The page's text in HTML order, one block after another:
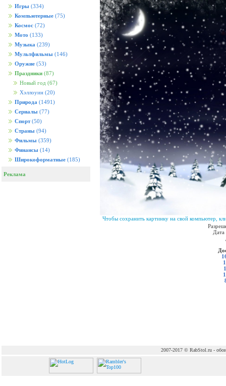
Игры (334)
Компьютерные (75)
Космос (72)
Мото (133)
Музыка (239)
Мультфильмы (146)
Оружие (53)
Праздники (87)
Новый год (67)
Хэллоуин (20)
Природа (1491)
Сериалы (77)
Спорт (50)
Страны (94)
Фильмы (359)
Финансы (14)
Широкоформатные (185)
Реклама
Чтобы сохранить картинку на свой компьютер,
Дата
2007-2017 © RabStol.ru - обои